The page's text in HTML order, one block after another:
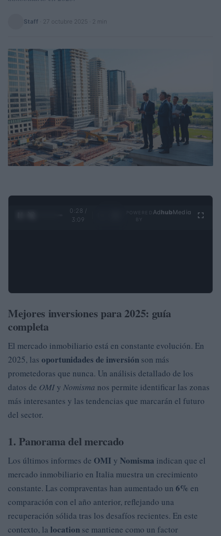
Staff 27 octubre 2025 · 2 min
0:28 /
3:09
Ad hubMedia
Mejores inversiones para 2025: guía
completa
El mercado inmobiliario está en constante evolución. En
2025, las oportunidades de inversión son más
prometedoras que nunca. Un análisis detallado de los
datos de OMI y Nomisma nos permite identificar las zonas
más interesantes y las tendencias que marcarán el futuro
del sector.
1. Panorama del mercado
Los últimos informes de OMI y Nomisma indican que el
mercado inmobiliario en Italia muestra un crecimiento
constante. Las compraventas han aumentado un 6% en
comparación con el año anterior, reflejando una
recuperación sólida tras los desafíos recientes. En este
contexto, la location se mantiene como un factor